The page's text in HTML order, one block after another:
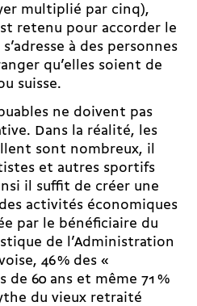
multiplié par cinq),
retenu pour accorder le
à des personnes
qu’elles soient de
suisse.
ne doivent pas
Dans la réalité, les
sont nombreux, il
et autres sportifs
il suffit de créer une
activités économiques
par le bénéficiaire du
de l’Administration
46 % des «
60 ans et même 71 %
du vieux retraité